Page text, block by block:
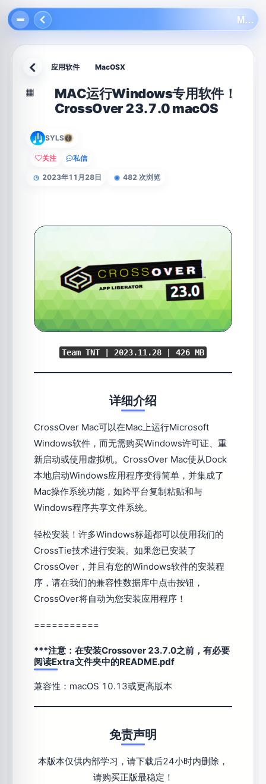
返回 应用软件 MacOSX
▦
MAC运行Windows专用软件！
CrossOver 23.7.0 macOS
SYLS
关注 私信
◷ 2023年11月28日 ◉ 482 次浏览
Team TNT | 2023.11.28 | 426 MB
详细介绍
CrossOver Mac可以在Mac上运行Microsoft
Windows软件，而无需购买Windows许可证、重
新启动或使用虚拟机。CrossOver Mac使从Dock
本地启动Windows应用程序变得简单，并集成了
Mac操作系统功能，如跨平台复制粘贴和与
Windows程序共享文件系统。
轻松安装！许多Windows标题都可以使用我们的
CrossTie技术进行安装。如果您已安装了
CrossOver，并且有您的Windows软件的安装程
序，请在我们的兼容性数据库中点击按钮，
CrossOver将自动为您安装应用程序！
===========
***注意：在安装Crossover 23.7.0之前，有必要
阅读Extra文件夹中的README.pdf
兼容性：macOS 10.13或更高版本
免责声明
本版本仅供内部学习，请下载后24小时内删除，
请购买正版最稳定！
MAC运行Windows专用软件！CrossOver 23.7.0 macOS